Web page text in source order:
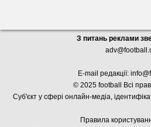
З питань реклами
E-mail редакції:
© 2025 football Всі
Суб'єкт у сфері онлайн-медіа, і
Правила